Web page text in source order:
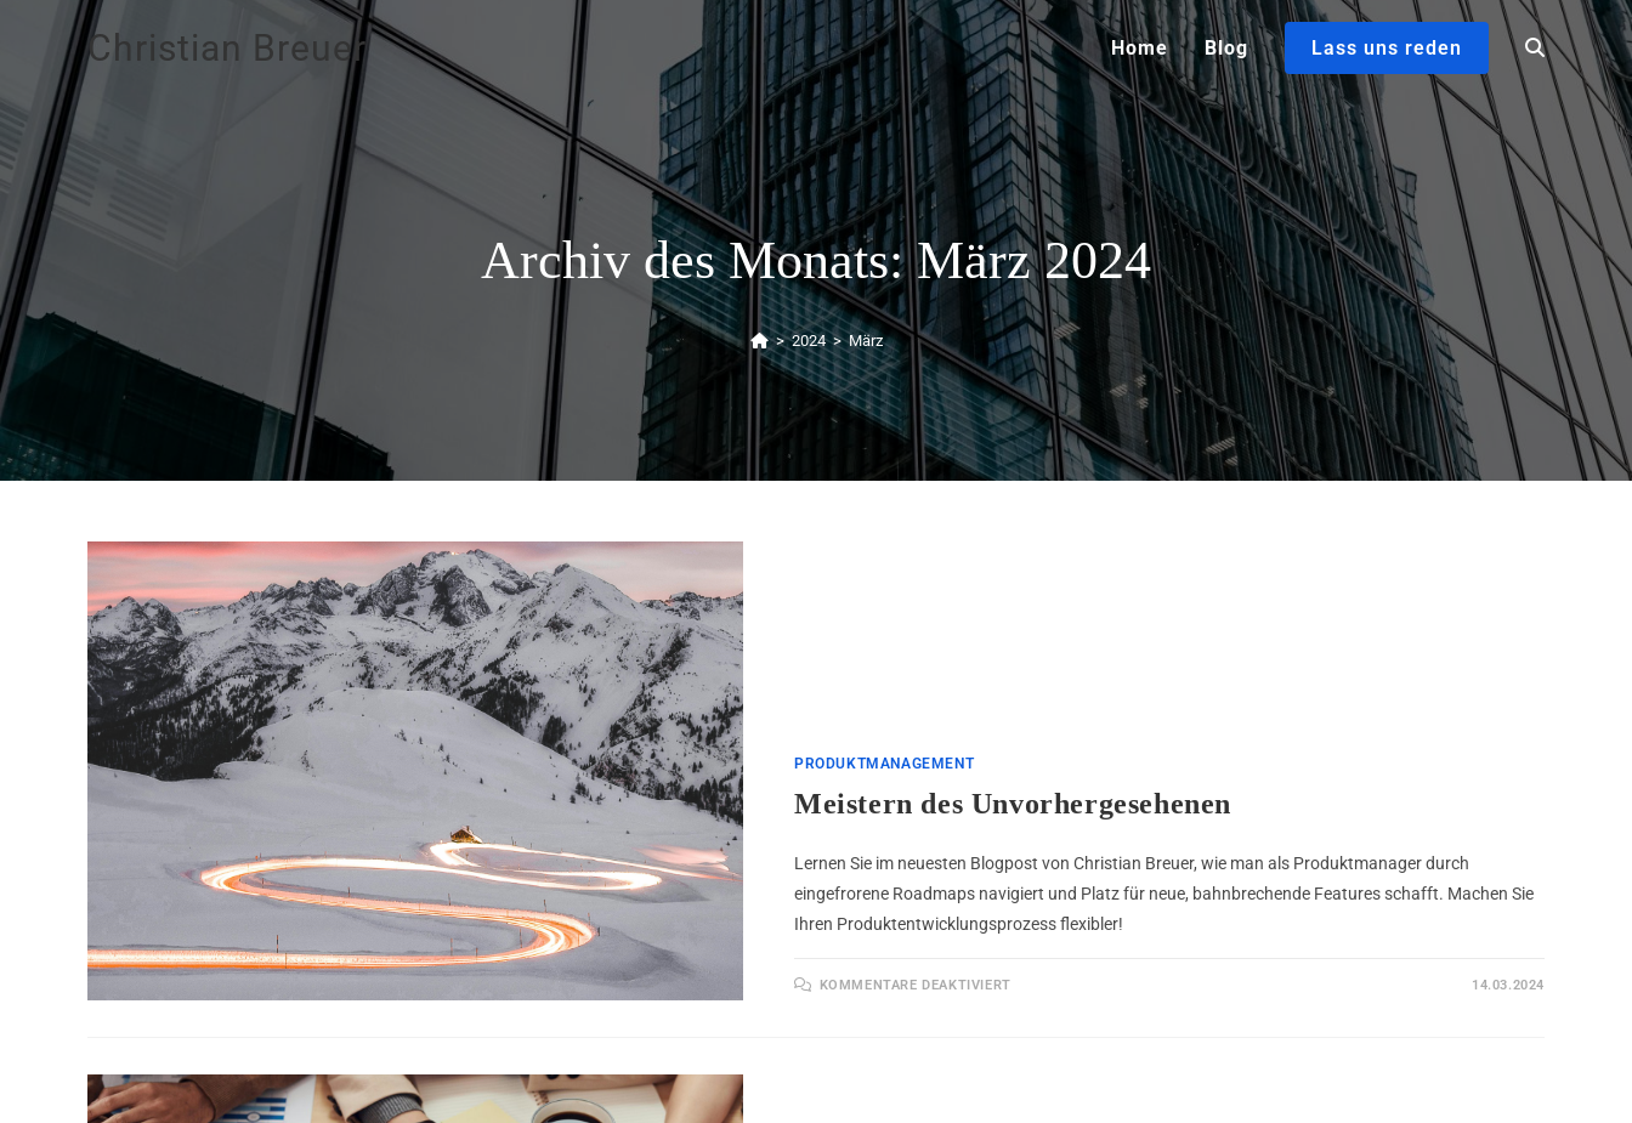
Christian Breuer Home Blog Lass uns reden
Archiv des Monats: März 2024
> 2024 > März
PRODUKTMANAGEMENT
Meistern des Unvorhergesehenen
Lernen Sie im neuesten Blogpost von Christian Breuer, wie man als Produktmanager durch
eingefrorene Roadmaps navigiert und Platz für neue, bahnbrechende Features schafft. Machen Sie
Ihren Produktentwicklungsprozess flexibler!
KOMMENTARE DEAKTIVIERT 14.03.2024